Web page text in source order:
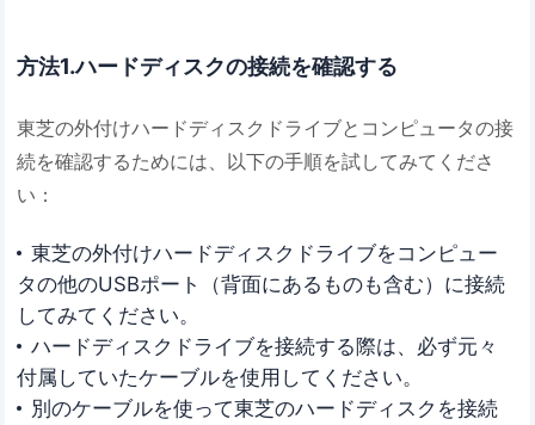
方法1.ハードディスクの接続を確認する
東芝の外付けハードディスクドライブとコンピュータの接
続を確認するためには、以下の手順を試してみてくださ
い：
東芝の外付けハードディスクドライブをコンピュー
タの他のUSBポート（背面にあるものも含む）に接続
してみてください。
ハードディスクドライブを接続する際は、必ず元々
付属していたケーブルを使用してください。
別のケーブルを使って東芝のハードディスクを接続